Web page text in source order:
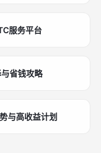
服务平台
省钱攻略
与高收益计划